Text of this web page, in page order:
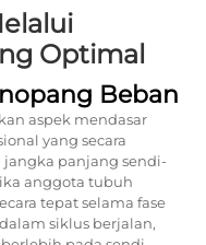
Optimal
Beban
aspek mendasar
yang secara
panjang sendi-
anggota tubuh
tepat selama fase
siklus berjalan,